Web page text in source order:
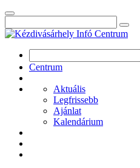
Centrum
Aktuális
Legfrissebb
Ajánlat
Kalendárium